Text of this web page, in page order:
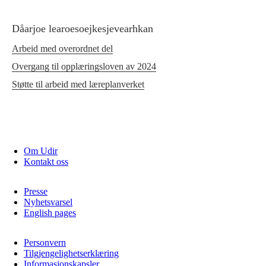
Dåarjoe learoesoejkesjevearhkan
Arbeid med overordnet del
Overgang til opplæringsloven av 2024
Støtte til arbeid med læreplanverket
Om Udir
Kontakt oss
Presse
Nyhetsvarsel
English pages
Personvern
Tilgjengelighetserklæring